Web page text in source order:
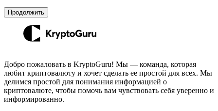
Продолжить
Добро пожаловать в KryptoGuru! Мы — команда, которая
любит криптовалюту и хочет сделать ее простой для всех. Мы
делимся простой для понимания информацией о
криптовалюте, чтобы помочь вам чувствовать себя уверенно и
информированно.